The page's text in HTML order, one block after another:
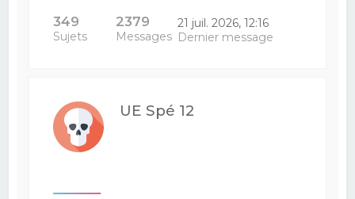
349
Sujets
2379
Messages
21 juil. 2026, 12:16
Dernier message
UE Spé 12